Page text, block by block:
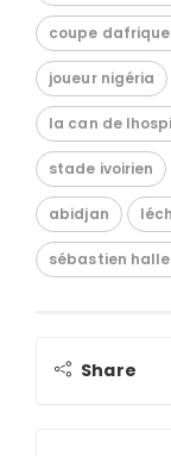
coupe
joueur nigéria
la can de
stade ivoirien
abidjan
sébastien
Share